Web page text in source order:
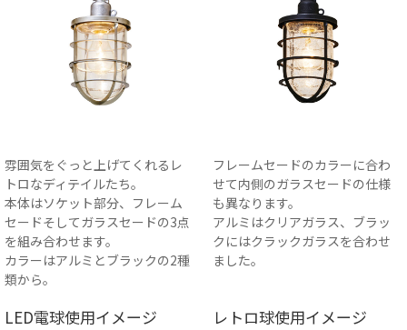
雰囲気をぐっと上げてくれるレ
トロなディテイルたち。
本体はソケット部分、フレーム
セードそしてガラスセードの3点
を組み合わせます。
カラーはアルミとブラックの2種
類から。
フレームセードのカラーに合わ
せて内側のガラスセードの仕様
も異なります。
アルミはクリアガラス、ブラッ
クにはクラックガラスを合わせ
ました。
LED電球使用イメージ レトロ球使用イメージ